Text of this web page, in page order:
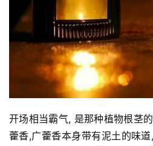
开场相当霸气, 是那种植物根茎
藿香,广藿香本身带有泥土的味